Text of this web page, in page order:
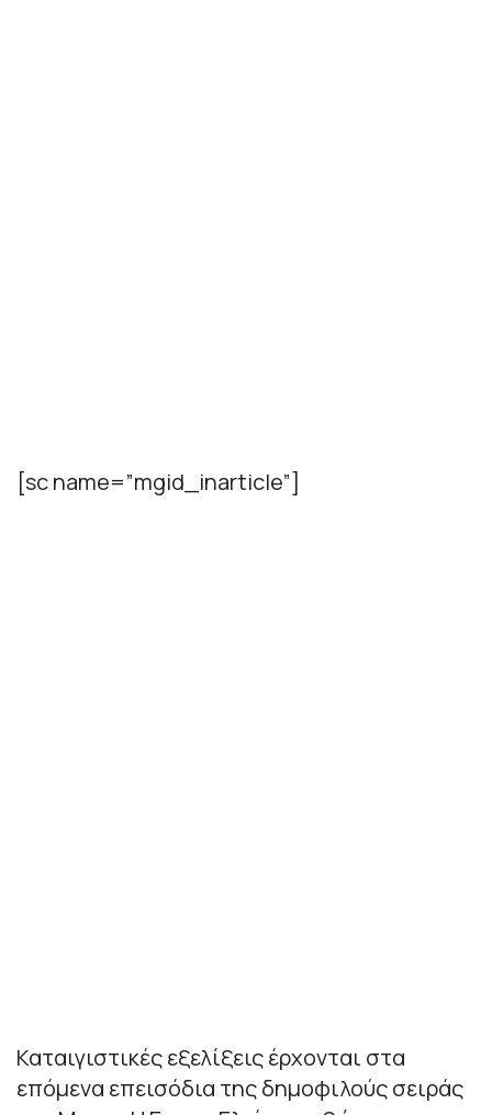
[sc name=”mgid_inarticle”]
Καταιγιστικές εξελίξεις έρχονται στα
επόμενα επεισόδια της δημοφιλούς σειράς